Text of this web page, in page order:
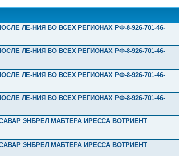
ЛЕ-НИЯ ВО ВСЕХ РЕГИОНАХ РФ-8-926-701-46-
ЛЕ-НИЯ ВО ВСЕХ РЕГИОНАХ РФ-8-926-701-46-
ЛЕ-НИЯ ВО ВСЕХ РЕГИОНАХ РФ-8-926-701-46-
ЛЕ-НИЯ ВО ВСЕХ РЕГИОНАХ РФ-8-926-701-46-
ЭНБРЕЛ МАБТЕРА ИРЕССА ВОТРИЕНТ
ЭНБРЕЛ МАБТЕРА ИРЕССА ВОТРИЕНТ